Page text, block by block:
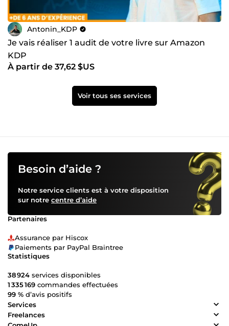
Antonin_KDP
Je vais réaliser 1 audit de votre livre sur Amazon
KDP
À partir de 37,62 $US
Voir tous ses services
Besoin d’aide ?
Notre service clients est à votre disposition
sur notre centre d’aide
Partenaires
Assurance par Hiscox
Paiements par PayPal Braintree
Statistiques
38 924 services disponibles
1 335 169 commandes effectuées
99 % d’avis positifs
Services
Freelances